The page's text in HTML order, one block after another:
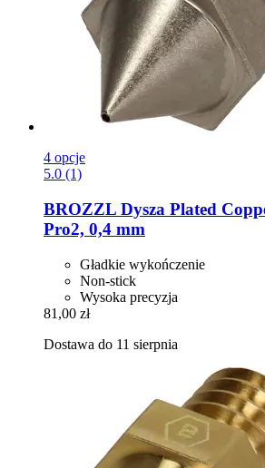
4 opcje
5.0 (1)
BROZZL Dysza Plated
Pro2, 0,4 mm
Gładkie wykończenie
Non-stick
Wysoka precyzja
81,00 zł
Dostawa do 11 sierpnia